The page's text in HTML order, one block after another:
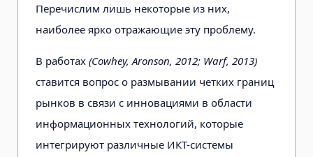
Перечислим лишь некоторые из них,
наиболее ярко отражающие эту проблему.
В работах (Cowhey, Aronson, 2012; Warf, 2013)
ставится вопрос о размывании четких границ
рынков в связи с инновациями в области
информационных технологий, которые
интегрируют различные ИКТ-системы